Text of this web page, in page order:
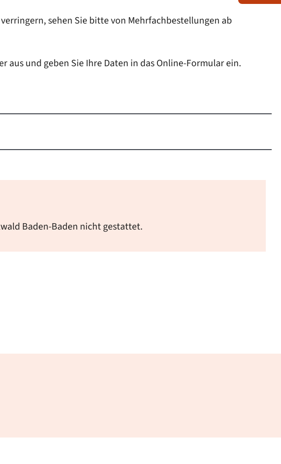
sehen Sie bitte von Mehrfachbestellungen ab
aus und geben Sie Ihre Daten in das Online-Formular ein.
Baden-Baden nicht gestattet.